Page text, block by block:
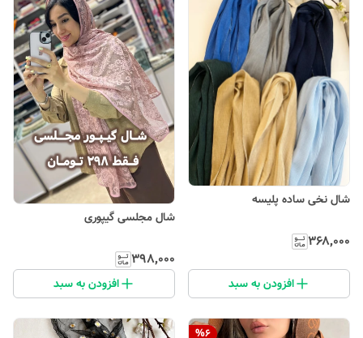
شال نخی ساده پلیسه
۳۶۸٬۰۰۰
افزودن به سبد
شال مجلسی گیپوری
۳۹۸٬۰۰۰
افزودن به سبد
%6